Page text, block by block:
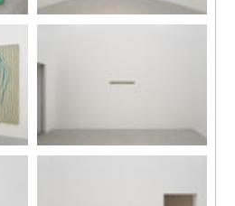
展覽現場
展覽現場